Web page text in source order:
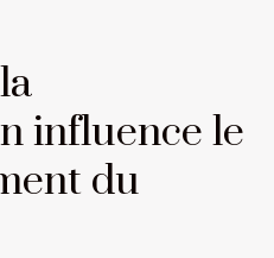
influence le
du